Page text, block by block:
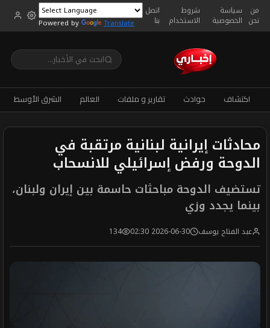
من
نحن
سياسة
الخصوصية
شروط
الاستخدام
اتصل
بنا Powered by Translate
اكتشاف حوادث تقارير و ملفات العالم الشرق الأوسط
محادثات إيرانية لبنانية مرتقبة في
الدوحة ورفض إسرائيلي للانسحاب
تستضيف الدوحة مباحثات حاسمة بين إيران ولبنان،
بينما يجدد وزي
عبد الفتاح يوسف 2026-06-30 02:30
134